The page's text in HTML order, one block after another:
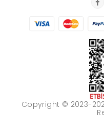
Copyright © 2023-